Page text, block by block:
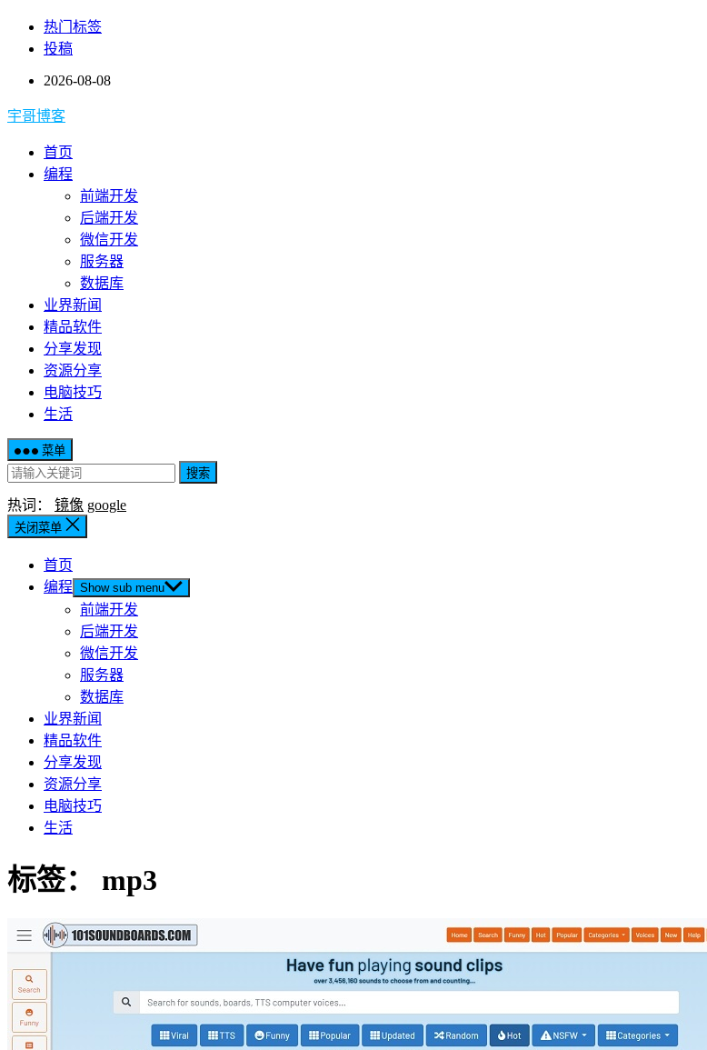
热门标签
投稿
2026-08-08
宇哥博客
首页
编程
前端开发
后端开发
微信开发
服务器
数据库
业界新闻
精品软件
分享发现
资源分享
电脑技巧
生活
菜单
搜索
热词： 镜像 google
关闭菜单
首页
编程 Show sub menu
前端开发
后端开发
微信开发
服务器
数据库
业界新闻
精品软件
分享发现
资源分享
电脑技巧
生活
标签： mp3